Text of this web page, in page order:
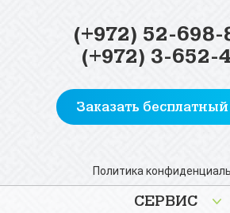
(+972) 52-698-
(+972) 3-652-
Заказать
Политика
СЕРВИС